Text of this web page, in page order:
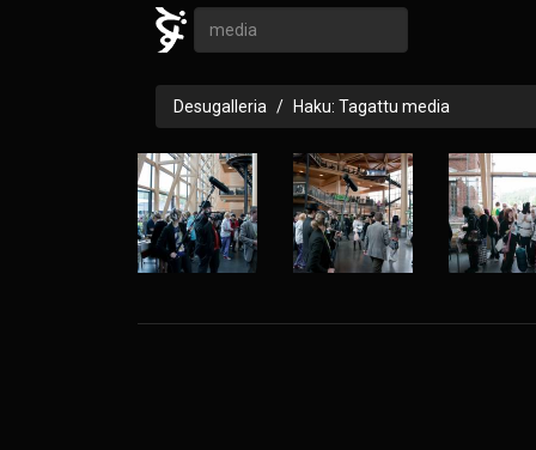
Desugalleria Haku: Tagattu media